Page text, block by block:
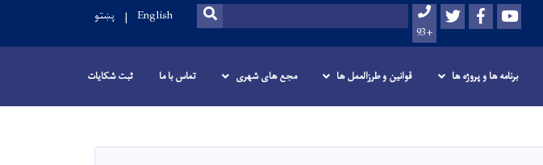
Youtube
Facebook
Twitter
+93
Search
SEARCH
English پښتو
برنامه ها و پروژه ها قوانین و طرزالعمل ها مجع های شهری تماس با ما ثبت شکایات